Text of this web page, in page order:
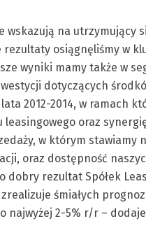
wskazują na utrzymujący
osiągnęliśmy w
wyniki mamy także w
dotyczących
2012-2014, w ramach
oraz
w którym stawiamy
oraz dostępność
rezultat Spółek
śmiałych
najwyżej 2-5% r/r –